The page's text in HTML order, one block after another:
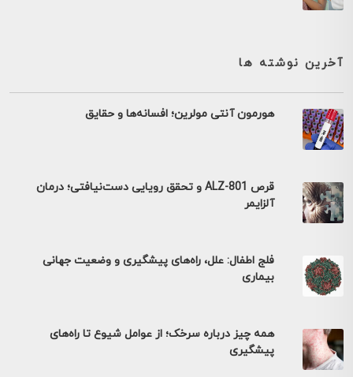
آخرین نوشته ها
هورمون آنتی مولرین؛ افسانه‌ها و حقایق
قرص ALZ-801 و تحقق رویایی دست‌نیافتی؛ درمان
آلزایمر
فلج اطفال: علل، راه‌های پیشگیری و وضعیت جهانی
بیماری
همه چیز درباره سرخک؛ از عوامل شیوع تا راه‌های
پیشگیری